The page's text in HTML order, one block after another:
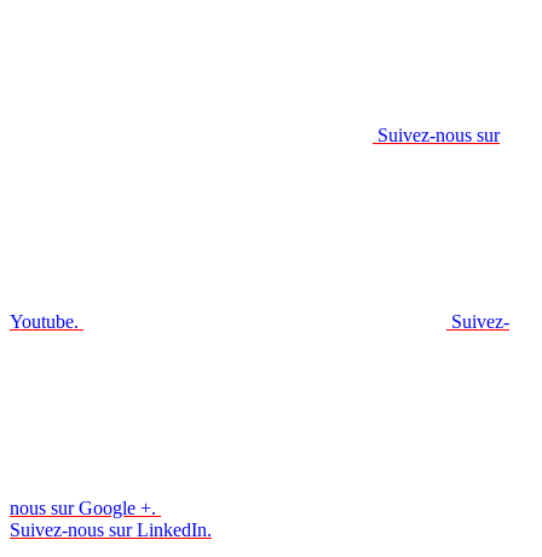
Suivez-nous sur
Youtube. Suivez-
nous sur Google +.
Suivez-nous sur LinkedIn.